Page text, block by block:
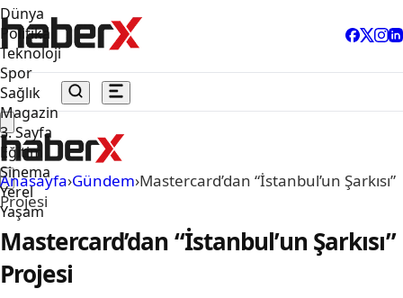
Dünya
Politika
Teknoloji
Spor
Sağlık
Magazin
3. Sayfa
Eğitim
Sinema
Yerel
Yaşam
Anasayfa›Gündem›Mastercard’dan “İstanbul’un Şarkısı”
Projesi
Mastercard’dan “İstanbul’un Şarkısı”
Projesi